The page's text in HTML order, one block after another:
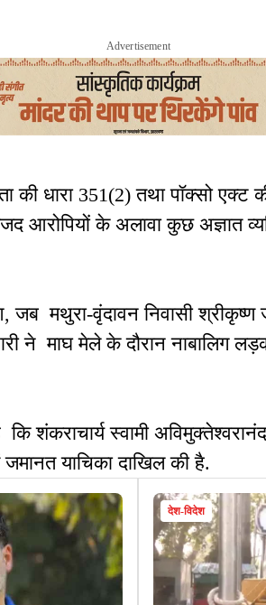
Advertisement
की धारा 351(2) तथा पॉक्सो एक्ट
आरोपियों के अलावा कुछ अज्ञात
मथुरा-वृंदावन निवासी श्रीकृष्ण
ने माघ मेले के दौरान नाबालिग
स्वामी
जमानत याचिका दाखिल की है.
देश-विदेश